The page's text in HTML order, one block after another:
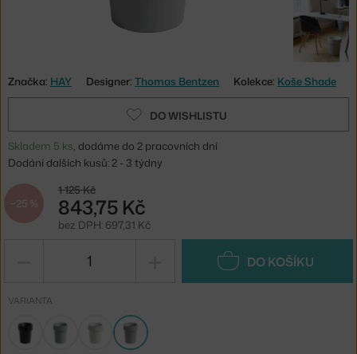
Značka: HAY Designer: Thomas Bentzen Kolekce: Koše Shade
DO WISHLISTU
Skladem 5 ks, dodáme do 2 pracovních dní
Dodání dalších kusů: 2 - 3 týdny
−25 %
1 125 Kč
843,75 Kč
bez DPH: 697,31 Kč
DO KOŠÍKU
VARIANTA